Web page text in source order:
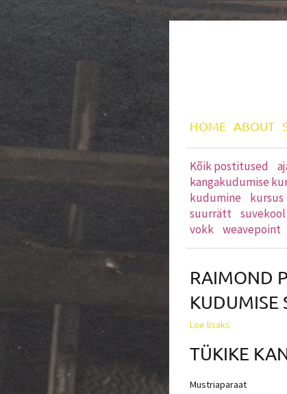
HOME ABOUT
Kõik postitused
kangakudumise
kudumine
kursus
suurrätt suvekool
vokk weavepoint
RAIMOND
KUDUMISE
Loe lisaks
TÜKIKE
Mustriaparaat